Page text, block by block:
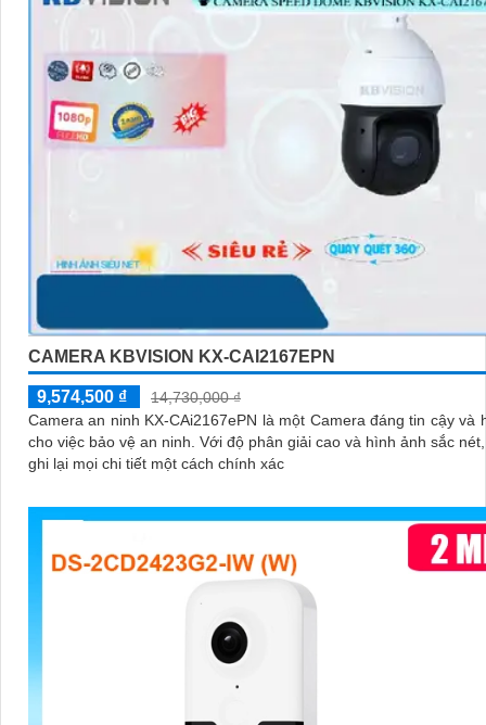
CAMERA KBVISION KX-CAI2167EPN
9,574,500 ₫
14,730,000 ₫
Camera an ninh KX-CAi2167ePN là một Camera đáng tin cậy và
cho việc bảo vệ an ninh. Với độ phân giải cao và hình ảnh sắc nét, nó giúp
ghi lại mọi chi tiết một cách chính xác